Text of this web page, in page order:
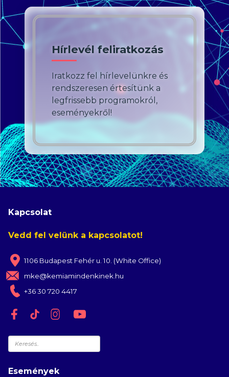
Hírlevél feliratkozás
Iratkozz fel hírlevelünkre és
rendszeresen értesítünk a
legfrissebb programokról,
eseményekről!
Kapcsolat
Vedd fel velünk a kapcsolatot!
1106 Budapest Fehér u. 10. (White Office)
mke@kemiamindenkinek.hu
+36 30 720 4417
Keresés
Események